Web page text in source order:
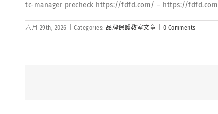
tc-manager precheck https://fdfd.com/ – https://fdfd.com
六月 29th, 2026 Categories: 品牌保護教室文章 0 Comments